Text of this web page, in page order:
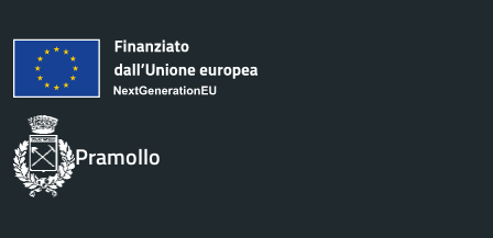
Pramollo